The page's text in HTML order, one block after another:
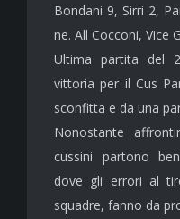
Bondani 9, Sirri 2,
ne. All Cocconi, Vice
Ultima partita del
vittoria per il Cus
sconfitta e da una
Nonostante
cussini partono
dove gli errori al
squadre, fanno da